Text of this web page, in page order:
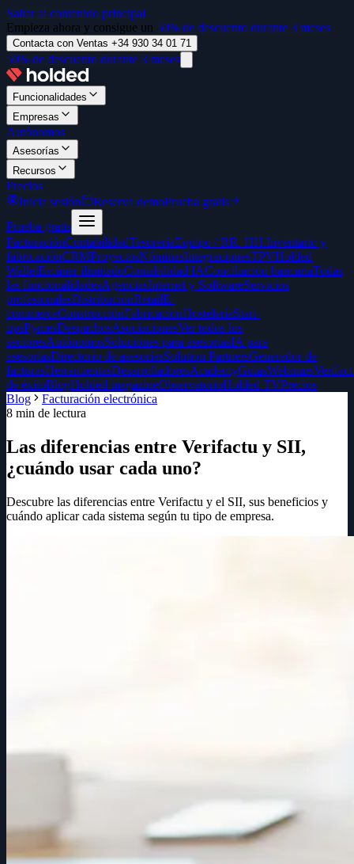
Saltar al contenido principal
Empieza ahora y consigue un 50% de descuento durante 3 meses
Contacta con Ventas +34 930 34 01 71
50% de descuento durante 3 meses
Funcionalidades
Empresas
Autónomos
Asesorías
Recursos
Precios
Inicia sesión
Reserva demoPrueba gratis
Prueba gratis
FacturaciónContabilidadTesoreríaEquipo / RR. HH.Inventario y
fabricaciónCRMProyectosNóminasIntegracionesTPVHolded
WalletEscáner ilimitadoContabilidad IAConciliación bancariaTodas
las funcionalidadesAgenciasInternet y SoftwareServicios
profesionalesDistribuciónRetailE-
commerceConstrucciónFabricaciónHosteleríaStart-
upsPymesDespachosAsociacionesVer todos los
sectoresAutónomosSoluciones para asesoríasIA para
asesoríasDirectorio de asesoríasSolution PartnersGenerador de
facturasHerramientasDesarrolladoresAcademyGuíasWebinars
de éxitoBlogHolded magazineObservatorioHolded TVPrecios
Blog
Facturación electrónica
8 min de lectura
Las diferencias entre Verifactu y SII,
¿cuándo usar cada uno?
Descubre las diferencias entre Verifactu y el SII, sus beneficios y
cuándo aplicar cada sistema según tu tipo de empresa.